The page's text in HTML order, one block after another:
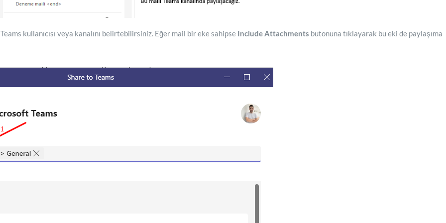
Teams kullanıcısı veya kanalını belirtebilirsiniz. Eğer mail bir eke sahipse Include Attachments butonuna tıklayarak bu eki de paylaşıma